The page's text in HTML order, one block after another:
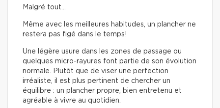
Malgré tout…
Même avec les meilleures habitudes, un plancher ne
restera pas figé dans le temps!
Une légère usure dans les zones de passage ou
quelques micro-rayures font partie de son évolution
normale. Plutôt que de viser une perfection
irréaliste, il est plus pertinent de chercher un
équilibre : un plancher propre, bien entretenu et
agréable à vivre au quotidien.